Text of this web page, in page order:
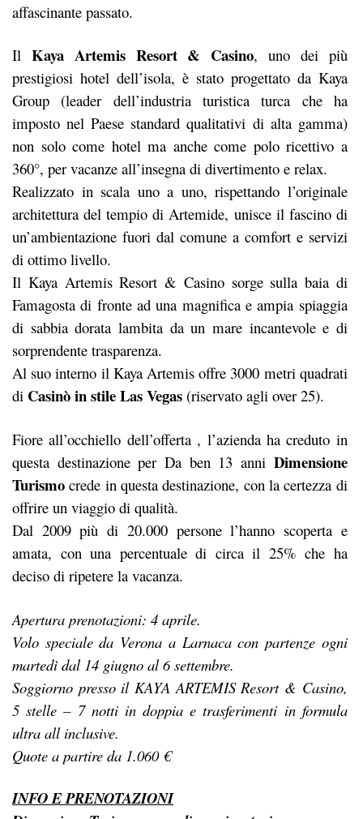
affascinante passato.
Il Kaya Artemis Resort & Casino, uno dei più
prestigiosi hotel dell’isola, è stato progettato da Kaya
Group (leader dell’industria turistica turca che ha
imposto nel Paese standard qualitativi di alta gamma)
non solo come hotel ma anche come polo ricettivo a
360°, per vacanze all’insegna di divertimento e relax.
Realizzato in scala uno a uno, rispettando l’originale
architettura del tempio di Artemide, unisce il fascino di
un’ambientazione fuori dal comune a comfort e servizi
di ottimo livello.
Il Kaya Artemis Resort & Casino sorge sulla baia di
Famagosta di fronte ad una magnifica e ampia spiaggia
di sabbia dorata lambita da un mare incantevole e di
sorprendente trasparenza.
Al suo interno il Kaya Artemis offre 3000 metri quadrati
di Casinò in stile Las Vegas (riservato agli over 25).
Fiore all’occhiello dell’offerta , l’azienda ha creduto in
questa destinazione per Da ben 13 anni Dimensione
Turismocrede in questa destinazione, con la certezza di
offrire un viaggio di qualità.
Dal 2009 più di 20.000 persone l’hanno scoperta e
amata, con una percentuale di circa il 25% che ha
deciso di ripetere la vacanza.
Apertura prenotazioni: 4 aprile.
Volo speciale da Verona a Larnaca con partenze ogni
martedì dal 14 giugno al 6 settembre.
Soggiorno presso il KAYA ARTEMIS Resort & Casino,
5 stelle – 7 notti in doppia e trasferimenti in formula
ultra all inclusive.
Quote a partire da 1.060 €
INFO E PRENOTAZIONI